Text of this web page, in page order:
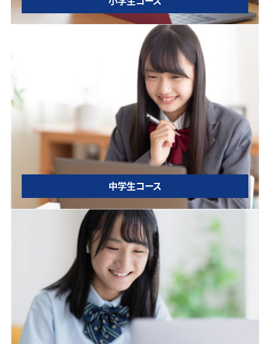
中学生コース